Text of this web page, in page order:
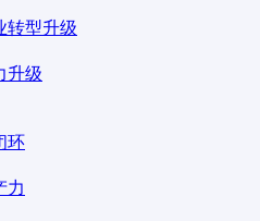
转型升级
升级
环
力